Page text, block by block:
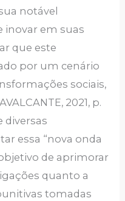
notável
inovar em suas
que este
por um cenário
sociais,
2021, p.
diversas
essa “nova onda
de aprimorar
quanto a
tomadas